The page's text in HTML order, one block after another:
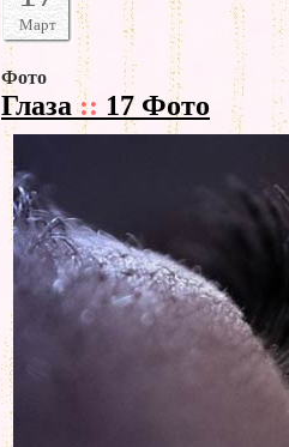
Март
Фото
Глаза:: 17 Фото